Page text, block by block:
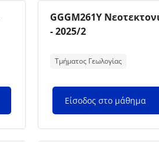
Εικόνα μαθήματος
Όνομα μαθήματος
GGGM261Y
- 2025/2
Τμήματος Γεωλογίας
Είσοδος στο μάθημα